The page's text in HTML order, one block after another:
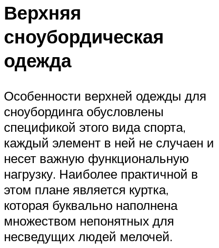
Верхняя
сноубордическая
одежда
Особенности верхней одежды для
сноубординга обусловлены
спецификой этого вида спорта,
каждый элемент в ней не случаен и
несет важную функциональную
нагрузку. Наиболее практичной в
этом плане является куртка,
которая буквально наполнена
множеством непонятных для
несведущих людей мелочей.